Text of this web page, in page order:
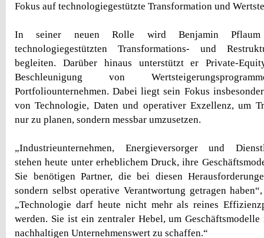
Fokus auf technologiegestützte Transformation und
In seiner neuen Rolle wird Benjamin Pflaum
technologiegestützten Transformations- und
begleiten. Darüber hinaus unterstützt er Private-
Beschleunigung von
Portfoliounternehmen. Dabei liegt sein Fokus
von Technologie, Daten und operativer Exzellenz, um
nur zu planen, sondern messbar umzusetzen.
„Industrieunternehmen, Energieversorger und
stehen heute unter erheblichem Druck, ihre
Sie benötigen Partner, die bei diesen
sondern selbst operative Verantwortung getragen
„Technologie darf heute nicht mehr als reines
werden. Sie ist ein zentraler Hebel, um
nachhaltigen Unternehmenswert zu schaffen.“